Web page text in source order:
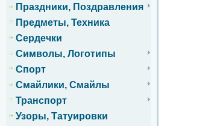
Праздники, Поздравления
Предметы, Техника
Сердечки
Символы, Логотипы
Спорт
Смайлики, Смайлы
Транспорт
Узоры, Татуировки